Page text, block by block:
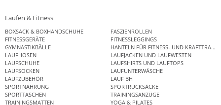
Laufen & Fitness
BOXSACK & BOXHANDSCHUHE
FASZIENROLLEN
FITNESSGERÄTE
FITNESSLEGGINGS
GYMNASTIKBÄLLE
HANTELN FÜR FITNESS- UND
LAUFHOSEN
LAUFJACKEN UND LAUFWESTEN
LAUFSCHUHE
LAUFSHIRTS UND LAUFTOPS
LAUFSOCKEN
LAUFUNTERWÄSCHE
LAUFZUBEHÖR
LAUF BH
SPORTNAHRUNG
SPORTRUCKSÄCKE
SPORTTASCHEN
TRAININGSANZÜGE
TRAININGSMATTEN
YOGA & PILATES